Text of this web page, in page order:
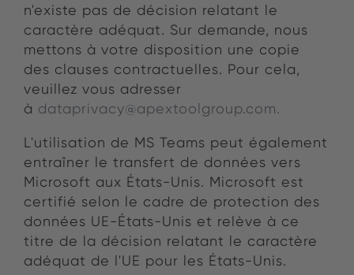
n'existe pas de décision relatant le
caractère adéquat. Sur demande, nous
mettons à votre disposition une copie
des clauses contractuelles. Pour cela,
veuillez vous adresser
à dataprivacy@apextoolgroup.com.
L'utilisation de MS Teams peut également
entraîner le transfert de données vers
Microsoft aux États-Unis. Microsoft est
certifié selon le cadre de protection des
données UE-États-Unis et relève à ce
titre de la décision relatant le caractère
adéquat de l'UE pour les États-Unis.